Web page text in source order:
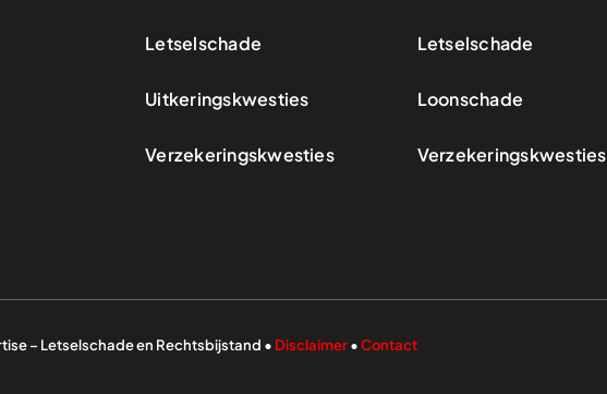
Letselschade
Uitkeringskwesties
Verzekeringskwesties
Letselschade
Loonschade
Verzekeringskwesties
– Letselschade en Rechtsbijstand • Disclaimer•Contact